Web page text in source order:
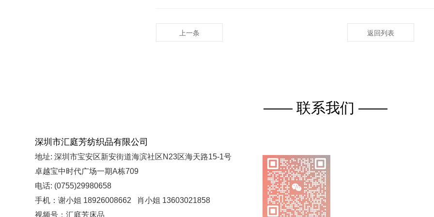
上一条 返回列表
—— 联系我们 ——
深圳市汇庭芳纺织品有限公司
地址: 深圳市宝安区新安街道海滨社区N23区海天路15-1号
卓越宝中时代广场一期A栋709
电话: (0755)29980658
手机：谢小姐 18926008662 肖小姐 13603021858
视频号：汇庭芳床品